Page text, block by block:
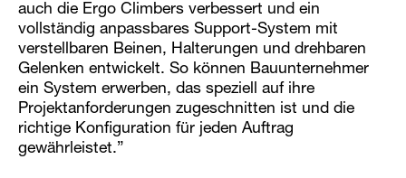
auch die Ergo Climbers verbessert und ein
vollständig anpassbares Support-System mit
verstellbaren Beinen, Halterungen und drehbaren
Gelenken entwickelt. So können Bauunternehmer
ein System erwerben, das speziell auf ihre
Projektanforderungen zugeschnitten ist und die
richtige Konfiguration für jeden Auftrag
gewährleistet.”